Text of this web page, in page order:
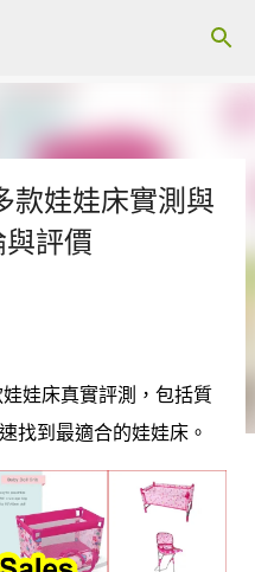
款娃娃床實測與
評價
娃床真實評測，包括質
找到最適合的娃娃床。